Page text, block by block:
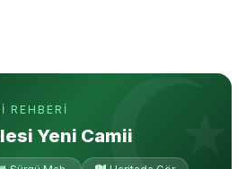
REHBERI
Yeni Camii